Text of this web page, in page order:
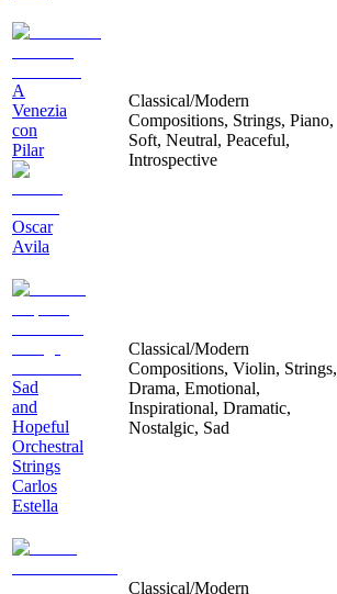
A
Venezia
con
Pilar
Oscar
Avila
Classical/Modern
Compositions, Strings, Piano,
Soft, Neutral, Peaceful,
Introspective
Sad
and
Hopeful
Orchestral
Strings
Carlos
Estella
Classical/Modern
Compositions, Violin, Strings,
Drama, Emotional,
Inspirational, Dramatic,
Nostalgic, Sad
Classical/Modern